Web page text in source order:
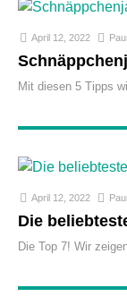
April 12, 2022
Mit diesen 5 Tipps
April 12, 2022
Die
Die Top 7! Wir